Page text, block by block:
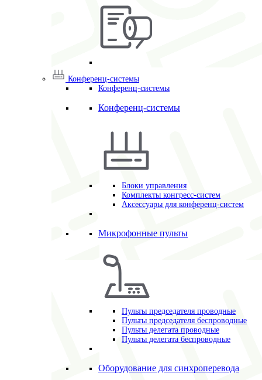
Конференц-системы
Конференц-системы
Конференц-системы
Блоки управления
Комплекты конгресс-систем
Аксессуары для конференц-систем
Микрофонные пульты
Пульты председателя проводные
Пульты председателя беспроводные
Пульты делегата проводные
Пульты делегата беспроводные
Оборудование для синхроперевода